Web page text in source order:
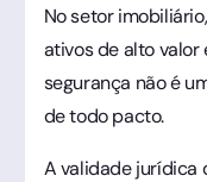
No setor
ativos de alto valor
segurança não é
de todo pacto.
A validade jurídica